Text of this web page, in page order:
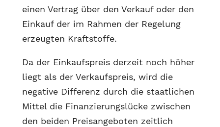
einen Vertrag über den Verkauf oder den
Einkauf der im Rahmen der Regelung
erzeugten Kraftstoffe.
Da der Einkaufspreis derzeit noch höher
liegt als der Verkaufspreis, wird die
negative Differenz durch die staatlichen
Mittel die Finanzierungslücke zwischen
den beiden Preisangeboten zeitlich